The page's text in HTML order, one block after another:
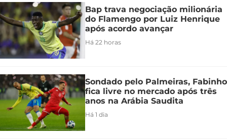
Bap trava negociação milionária
do Flamengo por Luiz Henrique
após acordo avançar
Há 22 horas
Sondado pelo Palmeiras, Fabinho
fica livre no mercado após três
anos na Arábia Saudita
Há 1 dia